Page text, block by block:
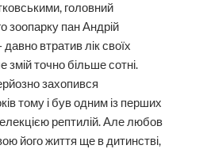
головний
зоопарку пан Андрій
давно втратив лік своїх
точно більше сотні.
захопився
тому і був одним із перших
рептилій. Але любов
його життя ще в дитинстві,